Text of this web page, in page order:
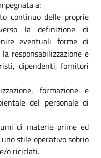
a:
continuo delle proprie
la definizione di
eventuali forme di
responsabilizzazione e
dipendenti, fornitori
formazione e
del personale di
di materie prime ed
stile operativo sobrio
o riciclati.